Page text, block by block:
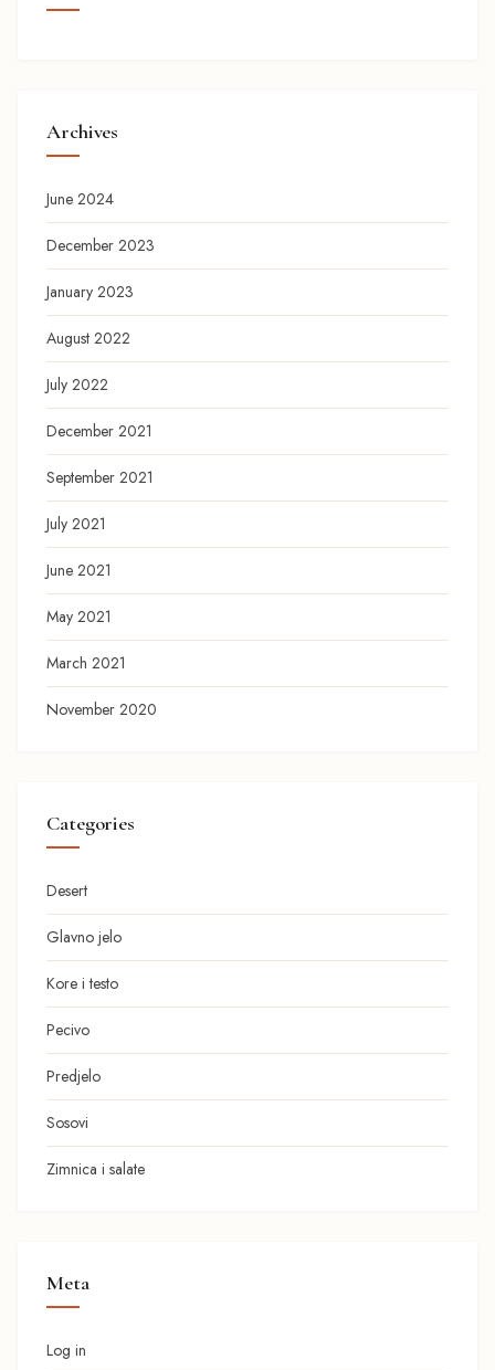
Archives
June 2024
December 2023
January 2023
August 2022
July 2022
December 2021
September 2021
July 2021
June 2021
May 2021
March 2021
November 2020
Categories
Desert
Glavno jelo
Kore i testo
Pecivo
Predjelo
Sosovi
Zimnica i salate
Meta
Log in